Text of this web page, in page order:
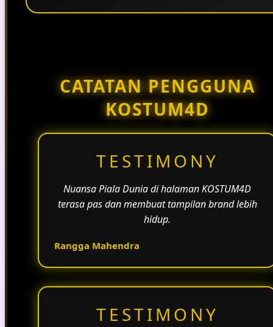
CATATAN PENGGUNA
KOSTUM4D
TESTIMONY
Nuansa Piala Dunia di halaman KOSTUM4D
terasa pas dan membuat tampilan brand lebih
hidup.
Rangga Mahendra
TESTIMONY